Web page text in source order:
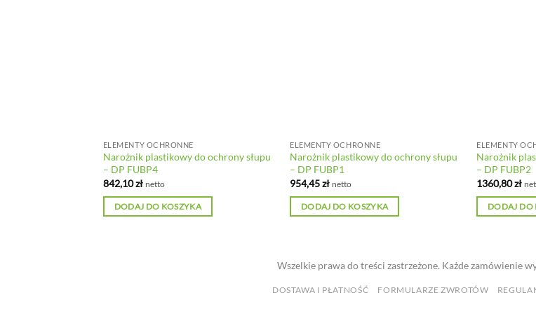
ELEMENTY OCHRONNE
Narożnik plastikowy do ochrony słupu
– DP FUBP4
842,10zł netto
DODAJ DO KOSZYKA
ELEMENTY OCHRONNE
Narożnik plastikowy do ochrony słupu
– DP FUBP1
954,45zł netto
DODAJ DO KOSZYKA
ELEMENTY
Narożnik
– DP FUBP2
1360,80zł
DODAJ DO
Wszelkie prawa do treści zastrzeżone. Każde zamówienie
DOSTAWA I PŁATNOŚĆ FORMULARZE ZWROTÓW